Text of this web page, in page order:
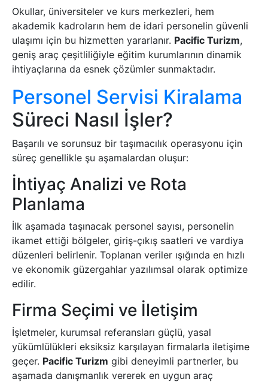
Okullar, üniversiteler ve kurs merkezleri, hem
akademik kadroların hem de idari personelin güvenli
ulaşımı için bu hizmetten yararlanır. Pacific Turizm,
geniş araç çeşitliliğiyle eğitim kurumlarının dinamik
ihtiyaçlarına da esnek çözümler sunmaktadır.
Personel Servisi Kiralama
Süreci Nasıl İşler?
Başarılı ve sorunsuz bir taşımacılık operasyonu için
süreç genellikle şu aşamalardan oluşur:
İhtiyaç Analizi ve Rota
Planlama
İlk aşamada taşınacak personel sayısı, personelin
ikamet ettiği bölgeler, giriş-çıkış saatleri ve vardiya
düzenleri belirlenir. Toplanan veriler ışığında en hızlı
ve ekonomik güzergahlar yazılımsal olarak optimize
edilir.
Firma Seçimi ve İletişim
İşletmeler, kurumsal referansları güçlü, yasal
yükümlülükleri eksiksiz karşılayan firmalarla iletişime
geçer. Pacific Turizm gibi deneyimli partnerler, bu
aşamada danışmanlık vererek en uygun araç